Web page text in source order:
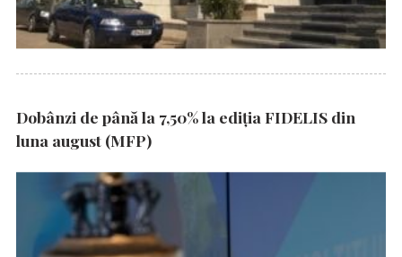
Dobânzi de până la 7,50% la ediția FIDELIS din
luna august (MFP)